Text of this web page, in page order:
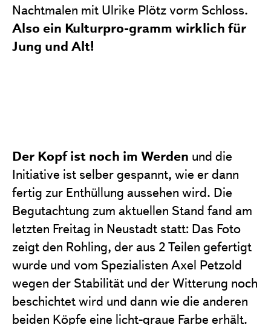
Nachtmalen mit Ulrike Plötz vorm Schloss.
Also ein Kulturpro-gramm wirklich für
Jung und Alt!
Der Kopf ist noch im Werden und die
Initiative ist selber gespannt, wie er dann
fertig zur Enthüllung aussehen wird. Die
Begutachtung zum aktuellen Stand fand am
letzten Freitag in Neustadt statt: Das Foto
zeigt den Rohling, der aus 2 Teilen gefertigt
wurde und vom Spezialisten Axel Petzold
wegen der Stabilität und der Witterung noch
beschichtet wird und dann wie die anderen
beiden Köpfe eine licht-graue Farbe erhält.